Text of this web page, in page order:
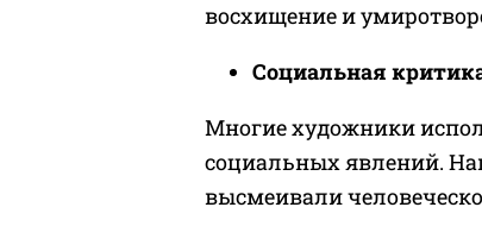
восхищение и
Социальная
Многие художники
социальных явлений.
высмеивали